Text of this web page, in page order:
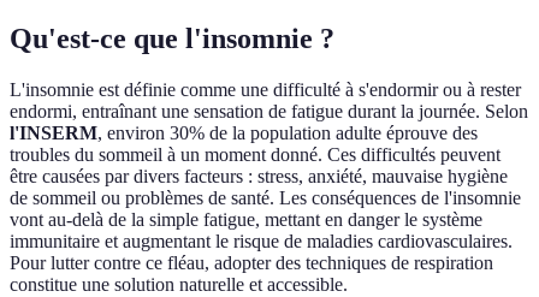
Qu'est-ce que l'insomnie ?
L'insomnie est définie comme une difficulté à s'endormir ou à rester
endormi, entraînant une sensation de fatigue durant la journée. Selon
l'INSERM, environ 30% de la population adulte éprouve des
troubles du sommeil à un moment donné. Ces difficultés peuvent
être causées par divers facteurs : stress, anxiété, mauvaise hygiène
de sommeil ou problèmes de santé. Les conséquences de l'insomnie
vont au-delà de la simple fatigue, mettant en danger le système
immunitaire et augmentant le risque de maladies cardiovasculaires.
Pour lutter contre ce fléau, adopter des techniques de respiration
constitue une solution naturelle et accessible.